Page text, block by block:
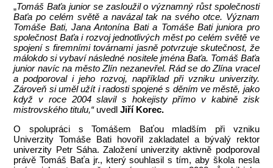
„Tomáš Baťa junior se zasloužil o významný růst společnosti
Baťa po celém světě a navázal tak na svého otce. Význam
Tomáše Bati, Jana Antonína Bati a Tomáše Bati juniora pro
společnost Baťa i rozvoj jednotlivých měst po celém světě ve
spojení s firemními továrnami jasně potvrzuje skutečnost, že
málokdo si vybaví následné nositele jména Baťa. Tomáš Baťa
junior navíc na město Zlín nezanevřel. Rád se do Zlína vracel
a podporoval i jeho rozvoj, například při vzniku univerzity.
Zároveň si uměl užít i radosti spojené s děním ve městě, jako
když v roce 2004 slavil s hokejisty přímo v kabině zisk
mistrovského titulu,“ uvedlJiří Korec.
O spolupráci s Tomášem Baťou mladším při vzniku
Univerzity Tomáše Bati hovořil zakladatel a bývalý rektor
univerzity Petr Sáha. Založení univerzity aktivně podporoval
právě Tomáš Baťa jr., který souhlasil s tím, aby škola nesla